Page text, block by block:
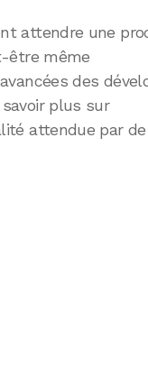
attendre une
être même
des
savoir plus sur
attendue par